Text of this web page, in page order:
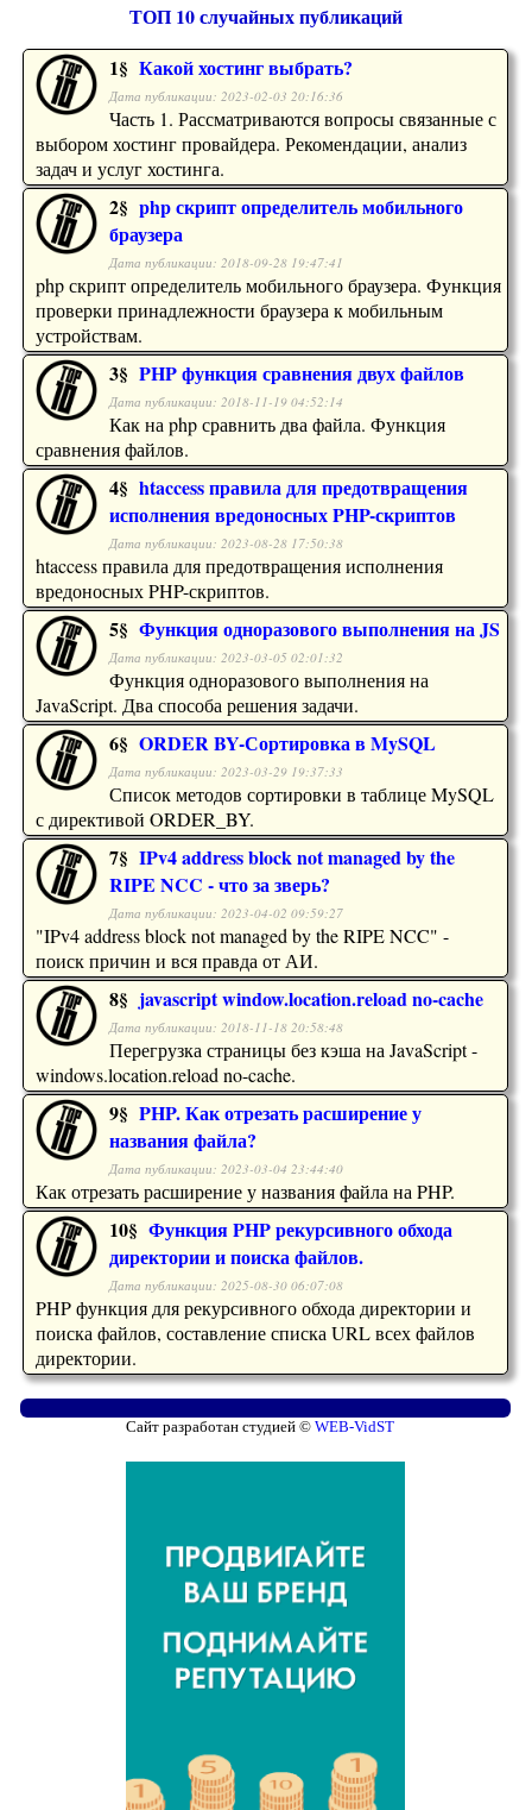
ТОП 10 случайных публикаций
1§ Какой хостинг выбрать?
Дата публикации: 2023-02-03 20:16:36
Часть 1. Рассматриваются вопросы связанные с
выбором хостинг провайдера. Рекомендации, анализ
задач и услуг хостинга.
2§ php скрипт определитель мобильного
браузера
Дата публикации: 2018-09-28 19:47:41
php скрипт определитель мобильного браузера. Функция
проверки принадлежности браузера к мобильным
устройствам.
3§ PHP функция сравнения двух файлов
Дата публикации: 2018-11-19 04:52:14
Как на php сравнить два файла. Функция
сравнения файлов.
4§ htaccess правила для предотвращения
исполнения вредоносных PHP-скриптов
Дата публикации: 2023-08-28 17:50:38
htaccess правила для предотвращения исполнения
вредоносных PHP-скриптов.
5§ Функция одноразового выполнения на JS
Дата публикации: 2023-03-05 02:01:32
Функция одноразового выполнения на
JavaScript. Два способа решения задачи.
6§ ORDER BY-Сортировка в MySQL
Дата публикации: 2023-03-29 19:37:33
Список методов сортировки в таблице MySQL
с директивой ORDER_BY.
7§ IPv4 address block not managed by the
RIPE NCC - что за зверь?
Дата публикации: 2023-04-02 09:59:27
"IPv4 address block not managed by the RIPE NCC" -
поиск причин и вся правда от АИ.
8§ javascript window.location.reload no-cache
Дата публикации: 2018-11-18 20:58:48
Перегрузка страницы без кэша на JavaScript -
windows.location.reload no-cache.
9§ PHP. Как отрезать расширение у
названия файла?
Дата публикации: 2023-03-04 23:44:40
Как отрезать расширение у названия файла на PHP.
10§ Функция PHP рекурсивного обхода
директории и поиска файлов.
Дата публикации: 2025-08-30 06:07:08
PHP функция для рекурсивного обхода директории и
поиска файлов, составление списка URL всех файлов
директории.
Сайт разработан студией © WEB-VidST